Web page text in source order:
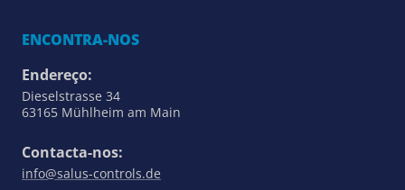
ENCONTRA-NOS
Endereço:
Dieselstrasse 34
63165 Mühlheim am Main
Contacta-nos:
info@salus-controls.de